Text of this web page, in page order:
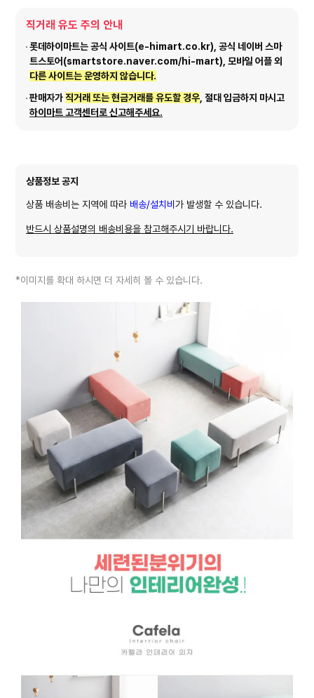
직거래 유도 주의 안내
롯데하이마트는 공식 사이트(e-himart.co.kr), 공식 네이버 스마
트스토어(smartstore.naver.com/hi-mart), 모바일 어플 외
다른 사이트는 운영하지 않습니다.
판매자가직거래 또는 현금거래를 유도할 경우 , 절대 입금하지 마시고
하이마트 고객센터로 신고해주세요.
상품정보 공지
상품 배송비는 지역에 따라 배송/설치비 가 발생할 수 있습니다.
반드시 상품설명의 배송비용을 참고해주시기 바랍니다.
*이미지를 확대 하시면 더 자세히 볼 수 있습니다.